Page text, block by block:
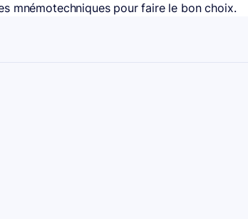
mnémotechniques pour faire le bon choix.